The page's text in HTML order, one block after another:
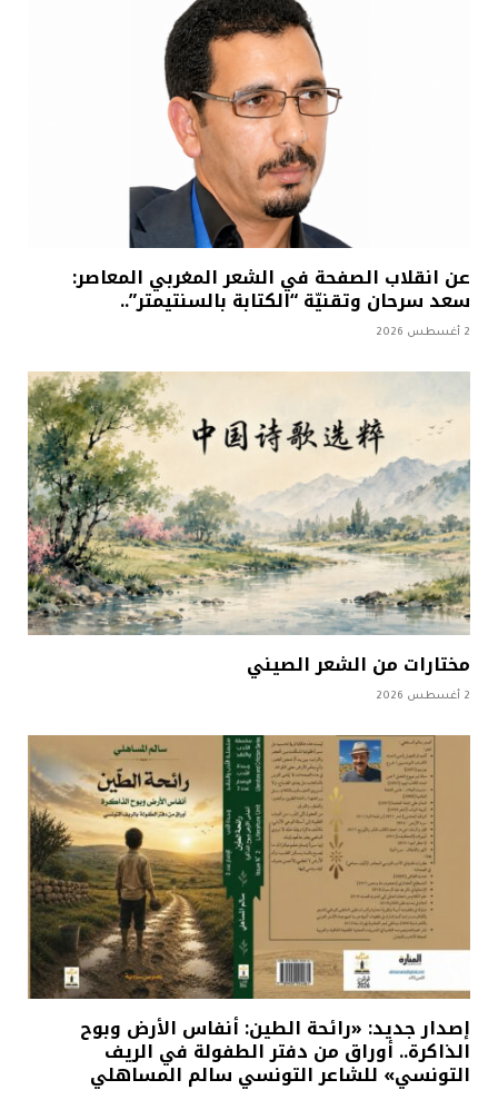
عن انقلاب الصفحة في الشعر المغربي المعاصر:
سعد سرحان وتقنيّة “الكتابة بالسنتيمتر”..
2 أغسطس 2026
مختارات من الشعر الصيني
2 أغسطس 2026
إصدار جديد: «رائحة الطين: أنفاس الأرض وبوح
الذاكرة.. أوراق من دفتر الطفولة في الريف
التونسي» للشاعر التونسي سالم المساهلي